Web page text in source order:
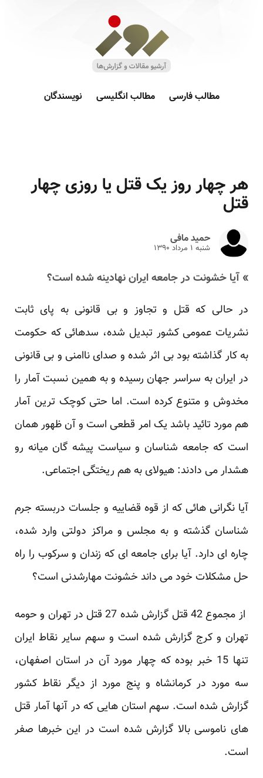
مطالب فارسی مطالب انگلیسی نویسندگان
هر چهار روز یک قتل یا روزی چهار
قتل
حمید مافی
شنبه ۱ مرداد ۱۳۹۰
» آیا خشونت در جامعه ایران نهادینه شده است؟
در حالی که قتل و تجاوز و بی قانونی به پای ثابت
نشریات عمومی کشور تبدیل شده، سدهائی که حکومت
به کار گذاشته بود بی اثر شده و صدای ناامنی و بی قانونی
در ایران به سراسر جهان رسیده و به همین نسبت آمار را
مخدوش و متنوع کرده است. اما حتی کوچک ترین آمار
هم مورد تائید باشد یک امر قطعی است و آن ظهور همان
است که جامعه شناسان و سیاست پیشه گان میانه رو
هشدار می دادند: هیولای به هم ریختگی اجتماعی.
آیا نگرانی هائی که از قوه قضاییه و جلسات دربسته جرم
شناسان گذشته و به مجلس و مراکز دولتی وارد شده،
چاره ای دارد. آیا برای جامعه ای که زندان و سرکوب را راه
حل مشکلات خود می داند خشونت مهارشدنی است؟
از مجموع 42 قتل گزارش شده 27 قتل در تهران و حومه
تهران و کرج گزارش شده است و سهم سایر نقاط ایران
تنها 15 خبر بوده که چهار مورد آن در استان اصفهان،
سه مورد در کرمانشاه و پنج مورد از دیگر نقاط کشور
گزارش شده است. سهم استان هایی که در آنها آمار قتل
های ناموسی بالا گزارش شده است در این خبرها صفر
است.